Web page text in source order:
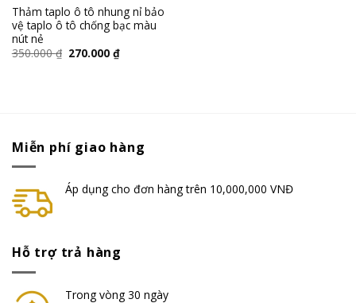
Thảm taplo ô tô nhung nỉ bảo
vệ taplo ô tô chống bạc màu
nút nẻ
350.000₫ 270.000 ₫
Miễn phí giao hàng
Áp dụng cho đơn hàng trên 10,000,000 VNĐ
Hỗ trợ trả hàng
Trong vòng 30 ngày